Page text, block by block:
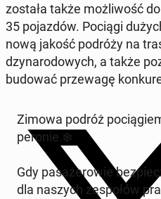
została także moż­li­wość
35 po­jaz­dów. Pociągi
nową jakość podróży na
dzy­na­ro­do­wych, a także
budować prze­wa­gę
Zimowa podróż
peronie.❄️
Gdy pa­sa­że­ro­wie
dla naszych ze­spo­łów